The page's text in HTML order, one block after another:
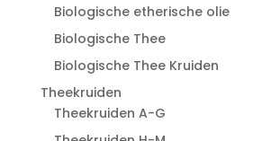
Biologische etherische olie
Biologische Thee
Biologische Thee Kruiden
Theekruiden
Theekruiden A-G